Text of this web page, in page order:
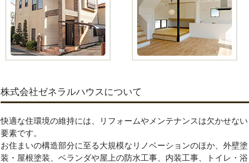
株式会社ゼネラルハウスについて
快適な住環境の維持には、リフォームやメンテナンスは欠かせない
要素です。
お住まいの構造部分に至る大規模なリノベーションのほか、外壁塗
装・屋根塗装、ベランダや屋上の防水工事、内装工事、トイレ・浴